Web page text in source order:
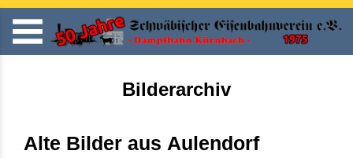
Bilderarchiv
Alte Bilder aus Aulendorf